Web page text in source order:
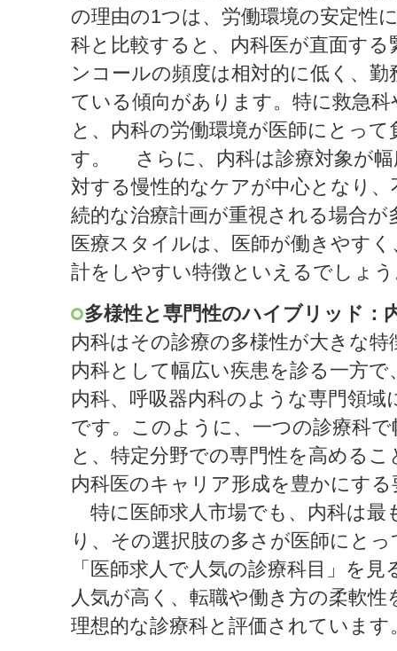
の理由の1つは、労働環境の安定性
科と比較すると、内科医が直面する
ンコールの頻度は相対的に低く、
ている傾向があります。特に救急
と、内科の労働環境が医師にとっ
す。 さらに、内科は診療対象が幅
対する慢性的なケアが中心となり
続的な治療計画が重視される場合
医療スタイルは、医師が働きやす
計をしやすい特徴といえるでしょ
多様性と専門性のハイブリッド：
内科はその診療の多様性が大きな
内科として幅広い疾患を診る一方で
内科、呼吸器内科のような専門領
です。このように、一つの診療科
と、特定分野での専門性を高める
内科医のキャリア形成を豊かにす
特に医師求人市場でも、内科は最
り、その選択肢の多さが医師にと
「医師求人で人気の診療科目」を
人気が高く、転職や働き方の柔軟
理想的な診療科と評価されています